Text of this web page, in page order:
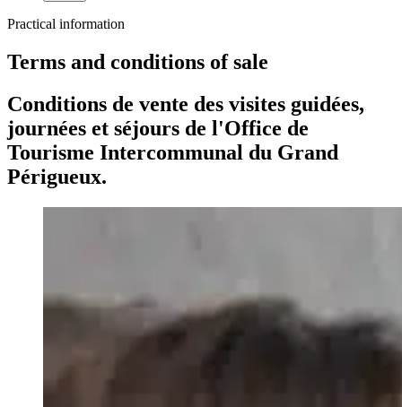
Practical information
Terms and conditions of sale
Conditions de vente des visites guidées,
journées et séjours de l'Office de
Tourisme Intercommunal du Grand
Périgueux.